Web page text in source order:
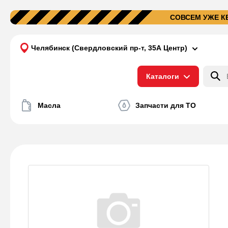
СОВСЕМ УЖЕ
Челябинск (Свердловский пр-т, 35А Центр)
Каталоги
Масла Запчасти для ТО